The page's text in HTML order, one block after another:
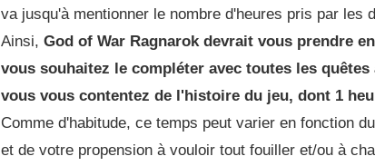
va jusqu'à mentionner le nombre d'heures pris par les
Ainsi, God of War Ragnarok devrait vous prendre
vous souhaitez le compléter avec toutes les quêtes
vous vous contentez de l'histoire du jeu, dont 1
Comme d'habitude, ce temps peut varier en fonction
et de votre propension à vouloir tout fouiller et/ou à